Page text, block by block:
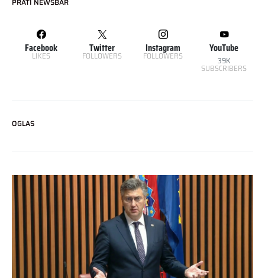
Facebook
LIKES
Twitter
FOLLOWERS
Instagram
FOLLOWERS
YouTube
39K
SUBSCRIBERS
OGLAS